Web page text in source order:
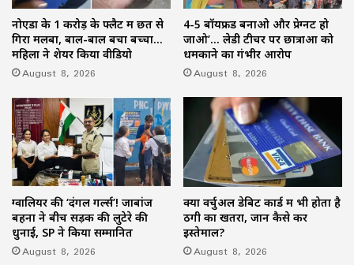
नोएडा के 1 करोड़ के फ्लैट में छत से
गिरा मलबा, बाल-बाल बचा बच्चा…
महिला ने शेयर किया वीडियो
August 8, 2026
4-5 बॉयफ्रेंड बनाओ और प्रेग्नेंट हो
जाओ’… लेडी टीचर पर छात्राओं को
धमकाने का गंभीर आरोप
August 8, 2026
ग्वालियर की ‘दंगल गर्ल्स’! जाबांज
बहनों ने बीच सड़क की लुटेरे की
धुनाई, SP ने किया सम्मानित
August 8, 2026
क्या वर्चुअल डेबिट कार्ड में भी होता है
ठगी का खतरा, जानें कैसे करें
इस्तेमाल?
August 8, 2026